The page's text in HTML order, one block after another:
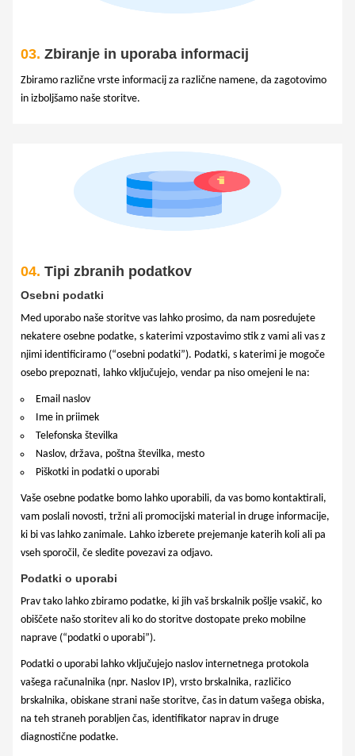
03. Zbiranje in uporaba informacij
Zbiramo različne vrste informacij za različne namene, da zagotovimo
in izboljšamo naše storitve.
04. Tipi zbranih podatkov
Osebni podatki
Med uporabo naše storitve vas lahko prosimo, da nam posredujete
nekatere osebne podatke, s katerimi vzpostavimo stik z vami ali vas z
njimi identificiramo (“osebni podatki”). Podatki, s katerimi je mogoče
osebo prepoznati, lahko vključujejo, vendar pa niso omejeni le na:
Email naslov
Ime in priimek
Telefonska številka
Naslov, država, poštna številka, mesto
Piškotki in podatki o uporabi
Vaše osebne podatke bomo lahko uporabili, da vas bomo kontaktirali,
vam poslali novosti, tržni ali promocijski material in druge informacije,
ki bi vas lahko zanimale. Lahko izberete prejemanje katerih koli ali pa
vseh sporočil, če sledite povezavi za odjavo.
Podatki o uporabi
Prav tako lahko zbiramo podatke, ki jih vaš brskalnik pošlje vsakič, ko
obiščete našo storitev ali ko do storitve dostopate preko mobilne
naprave (“podatki o uporabi”).
Podatki o uporabi lahko vključujejo naslov internetnega protokola
vašega računalnika (npr. Naslov IP), vrsto brskalnika, različico
brskalnika, obiskane strani naše storitve, čas in datum vašega obiska,
na teh straneh porabljen čas, identifikator naprav in druge
diagnostične podatke.